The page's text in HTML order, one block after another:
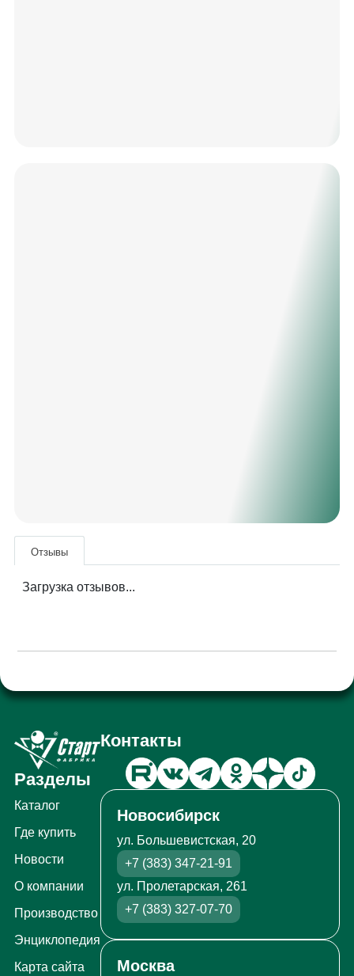
Отзывы
Загрузка отзывов...
Разделы
Каталог
Где купить
Новости
О компании
Производство
Энциклопедия
Карта сайта
Контакты
Новосибирск
ул. Большевистская, 20
+7 (383) 347-21-91
ул. Пролетарская, 261
+7 (383) 327-07-70
Москва